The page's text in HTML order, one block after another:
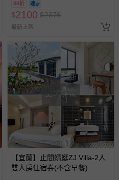
88折
$2100 $2376
最新上架
【宜蘭】止間蜻蜓ZJ Villa-2人
雙人房住宿券(不含早餐)